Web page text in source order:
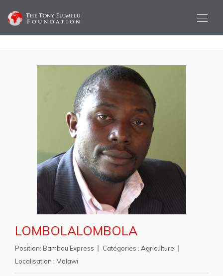
LOMBOLALOMBOLA
Position: Bambou Express Catégories : Agriculture
Localisation : Malawi